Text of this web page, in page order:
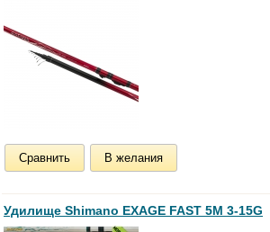
Сравнить В желания
Удилище Shimano EXAGE FAST 5M 3-15G